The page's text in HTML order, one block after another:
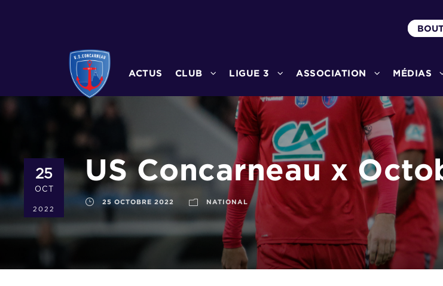
ACTUS CLUB LIGUE 3 ASSOCIATION MÉDIAS
25
OCT
2022
US Concarneau x
25 OCTOBRE 2022 NATIONAL